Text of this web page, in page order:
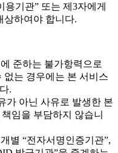
용기관” 또는 제3자에게
상하여야 합니다.
준하는 불가항력으로
없는 경우에는 본 서비스
.
가 아닌 사유로 발생한 본
임을 부담하지 않습니
별 “전자서명인증기관”,